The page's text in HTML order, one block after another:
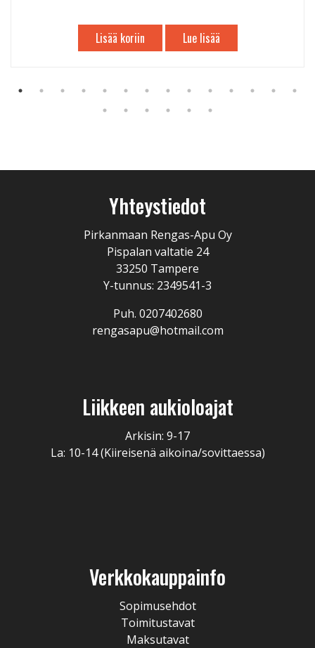
Lisää koriin Lue lisää
Yhteystiedot
Pirkanmaan Rengas-Apu Oy
Pispalan valtatie 24
33250 Tampere
Y-tunnus: 2349541-3
Puh. 0207402680
rengasapu@hotmail.com
Liikkeen aukioloajat
Arkisin: 9-17
La: 10-14 (Kiireisenä aikoina/sovittaessa)
Verkkokauppainfo
Sopimusehdot
Toimitustavat
Maksutavat